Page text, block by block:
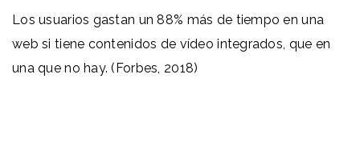
Los usuarios gastan un 88% más de tiempo en una
web si tiene contenidos de vídeo integrados, que en
una que no hay. (Forbes, 2018)